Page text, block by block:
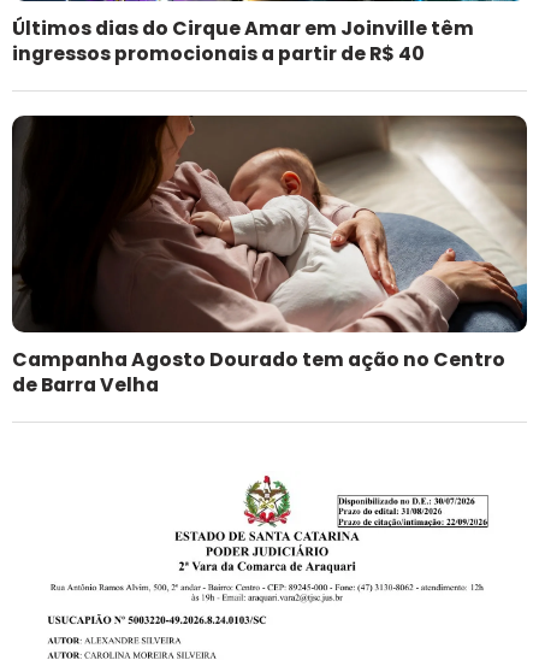
Últimos dias do Cirque Amar em Joinville têm
ingressos promocionais a partir de R$ 40
Campanha Agosto Dourado tem ação no Centro
de Barra Velha